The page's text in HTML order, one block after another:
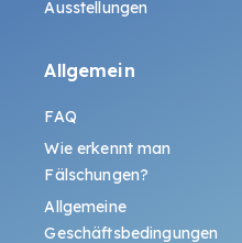
Ausstellungen
Allgemein
FAQ
Wie erkennt man
Fälschungen?
Allgemeine
Geschäftsbedingungen